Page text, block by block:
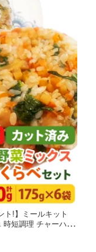
ト!】ミールキット
時短調理 チャーハン
チャーハン用セット
、洋風炒飯3袋)